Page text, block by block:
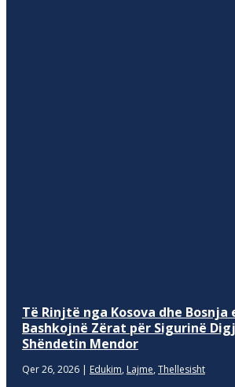
Të Rinjtë nga Kosova dhe Bosnja
Bashkojnë Zërat për Sigurinë
Shëndetin Mendor
Qer 26, 2026 | Edukim, Lajme, Thellesisht